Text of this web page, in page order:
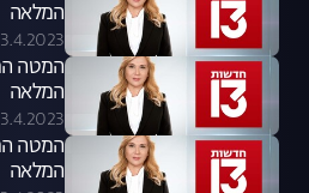
המלאה
3.4.2023
המלאה
3.4.2023
המלאה